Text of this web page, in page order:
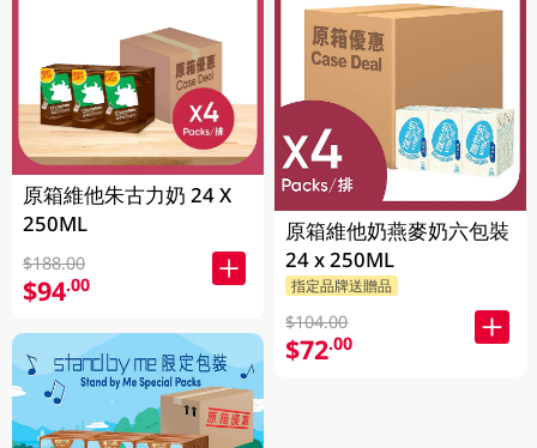
原箱維他朱古力奶 24 X
250ML
$188.00
$94.00
原箱維他奶燕麥奶六包裝
24 x 250ML
指定品牌送贈品
$104.00
$72.00